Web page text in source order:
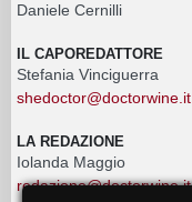
Daniele Cernilli
IL CAPOREDATTORE
Stefania Vinciguerra
shedoctor@doctorwine.it
LA REDAZIONE
Iolanda Maggio
redazione@doctorwine.it